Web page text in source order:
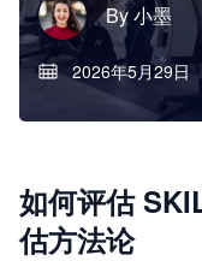
By小墨
2026年5月29日
如何评估
估方法论